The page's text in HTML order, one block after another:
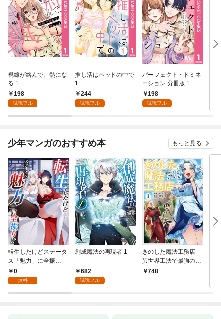
視線が絡んで、熱にな
る 1
198
試読フル
推し活はベッドの中で
1
244
試読フル
パーフェクト・ドミネ
ーション 分冊版 1
198
試読フル
ふ
言
少年マンガのおすすめ本 もっと見る
転生したけどステータ
ス「魅力」に全振
り！？(1)
0
無料
創成魔法の再現者 1
682
試読フル
きのした魔法工務店
異世界工法で最強の家
づくりを（コミック）
748
兆
る